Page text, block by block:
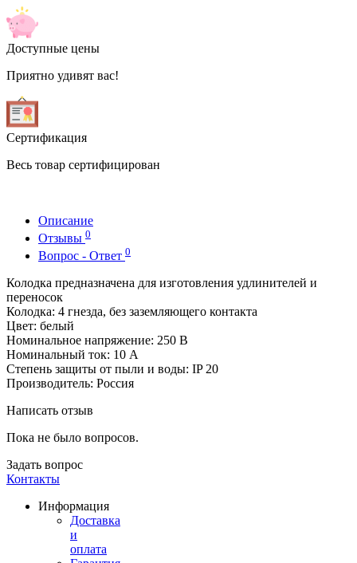
Доступные цены
Приятно удивят вас!
Сертификация
Весь товар сертифицирован
Описание
Отзывы 0
Вопрос - Ответ 0
Колодка предназначена для изготовления удлинителей и
переносок
Колодка: 4 гнезда, без заземляющего контакта
Цвет: белый
Номинальное напряжение: 250 В
Номинальный ток: 10 А
Степень защиты от пыли и воды: IP 20
Производитель: Россия
Написать отзыв
Пока не было вопросов.
Задать вопрос
Контакты
Информация
Доставка
и
оплата